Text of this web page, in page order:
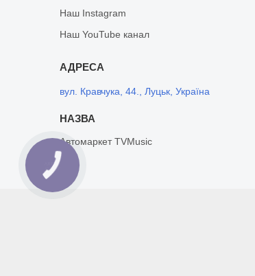
Наш Instagram
Наш YouTube канал
вул. Кравчука, 44., Луцьк, Україна
Автомаркет TVMusic
КНОПКА
ЗВ'ЯЗКУ